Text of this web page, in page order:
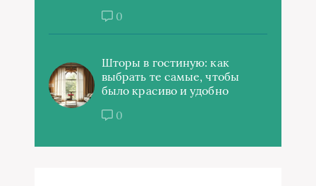
0
Шторы в гостиную: как
выбрать те самые, чтобы
было красиво и удобно
0